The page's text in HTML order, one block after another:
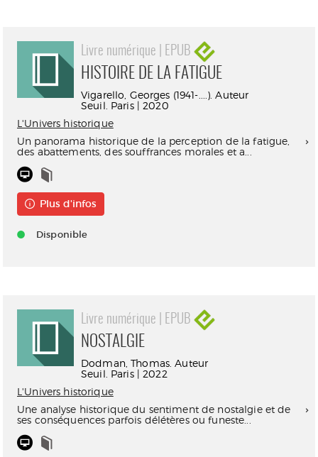
Livre numérique | EPUB
HISTOIRE DE LA FATIGUE
Vigarello, Georges (1941-....). Auteur
Seuil. Paris | 2020
L'Univers historique
Un panorama historique de la perception de la fatigue,
des abattements, des souffrances morales et a...
Plus d'infos
Disponible
Livre numérique | EPUB
NOSTALGIE
Dodman, Thomas. Auteur
Seuil. Paris | 2022
L'Univers historique
Une analyse historique du sentiment de nostalgie et de
ses conséquences parfois délétères ou funeste...